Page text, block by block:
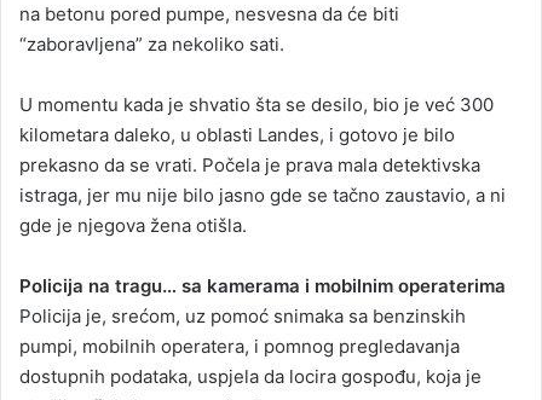
na betonu pored pumpe, nesvesna da će biti
“zaboravljena” za nekoliko sati.
U momentu kada je shvatio šta se desilo, bio je već 300
kilometara daleko, u oblasti Landes, i gotovo je bilo
prekasno da se vrati. Počela je prava mala detektivska
istraga, jer mu nije bilo jasno gde se tačno zaustavio, a ni
gde je njegova žena otišla.
Policija na tragu… sa kamerama i mobilnim operaterima
Policija je, srećom, uz pomoć snimaka sa benzinskih
pumpi, mobilnih operatera, i pomnog pregledavanja
dostupnih podataka, uspjela da locira gospođu, koja je